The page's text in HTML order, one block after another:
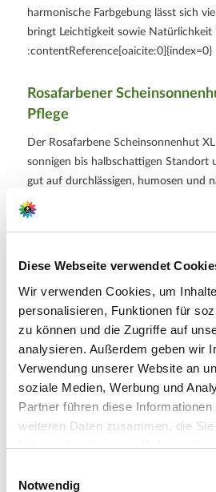
Diese Webseite verwendet
Wir verwenden Cookies, um
personalisieren, Funktionen für
zu können und die Zugriffe auf
analysieren. Außerdem geben wir
Verwendung unserer Website an
soziale Medien, Werbung und
Partner führen diese
weiteren Daten zusammen, die
haben oder die sie im Rahmen
betätigen Sie anschließend den "OK"-
Notwendig
harmonische Farbgebung lässt sich
bringt Leichtigkeit sowie Natürlichkeit
:contentReference[oaicite:0]{index=0}
Rosafarbener
Pflege
Der Rosafarbene Scheinsonnenhut
sonnigen bis halbschattigen Standort
gut auf durchlässigen, humosen und
Nach dem Einpflanzen sollte auf eine
Wasserversorgung geachtet werden.
Erscheinungsbild und kann die
unterstützen. Als winterharte Staude
Garten über viele Jahre hinweg und
Saison zu Saison zu einer immer
Erscheinung.
Weitere Informationen
Schmetterlinge